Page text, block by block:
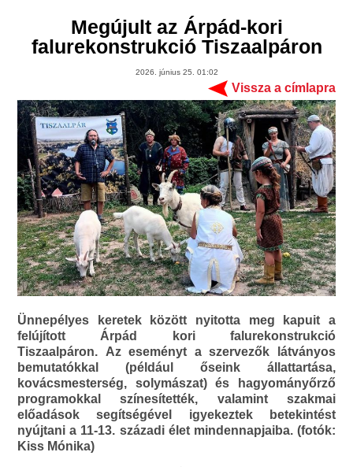
Megújult az Árpád-kori
falurekonstrukció Tiszaalpáron
2026. június 25. 01:02
Vissza a címlapra
Ünnepélyes keretek között nyitotta meg kapuit a
felújított Árpád kori falurekonstrukció
Tiszaalpáron. Az eseményt a szervezők látványos
bemutatókkal (például őseink állattartása,
kovácsmesterség, solymászat) és hagyományőrző
programokkal színesítették, valamint szakmai
előadások segítségével igyekeztek betekintést
nyújtani a 11-13. századi élet mindennapjaiba. (fotók:
Kiss Mónika)